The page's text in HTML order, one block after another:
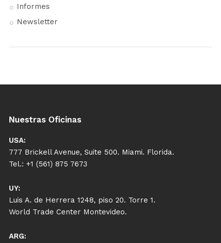
Informes
Newsletter
Nuestras Oficinas
USA:
777 Brickell Avenue, Suite 500. Miami. Florida.
Tel.: +1 (561) 875 7673
UY:
Luis A. de Herrera 1248, piso 20. Torre 1.
World Trade Center Montevideo.
ARG: